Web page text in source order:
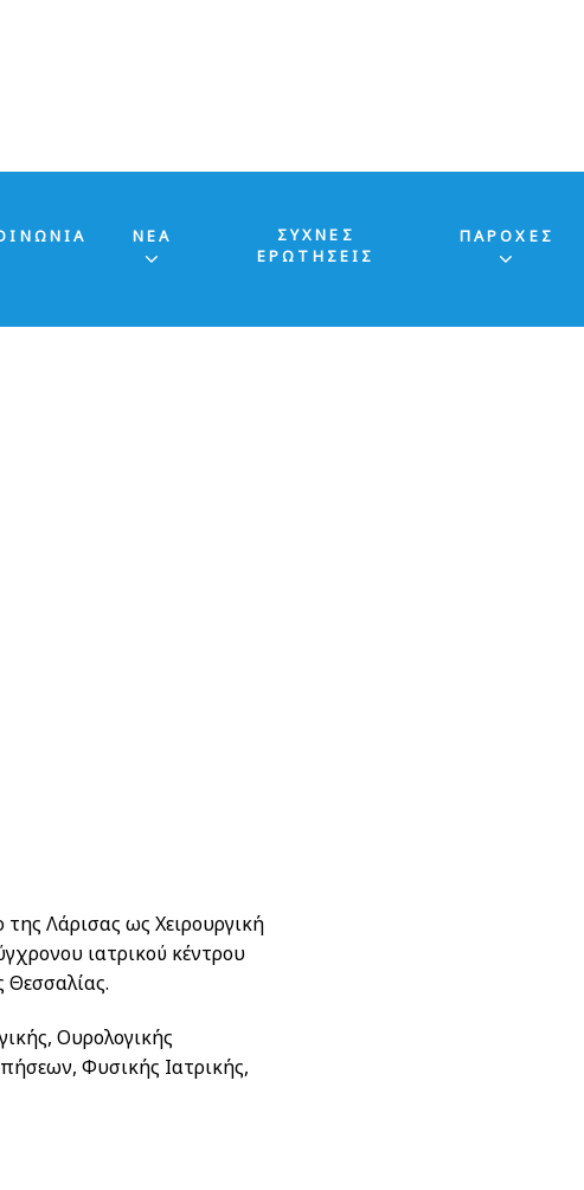
ΝΕΑ
ΣΥΧΝΕΣ
ΕΡΩΤΗΣΕΙΣ
ΠΑΡΟΧΕΣ
της Λάρισας ως Χειρουργική
ιατρικού κέντρου
Θεσσαλίας.
Ουρολογικής
Φυσικής Ιατρικής,